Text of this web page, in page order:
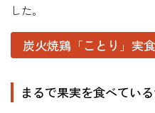
した。
炭火焼鶏「ことり」実
まるで果実を食べてい